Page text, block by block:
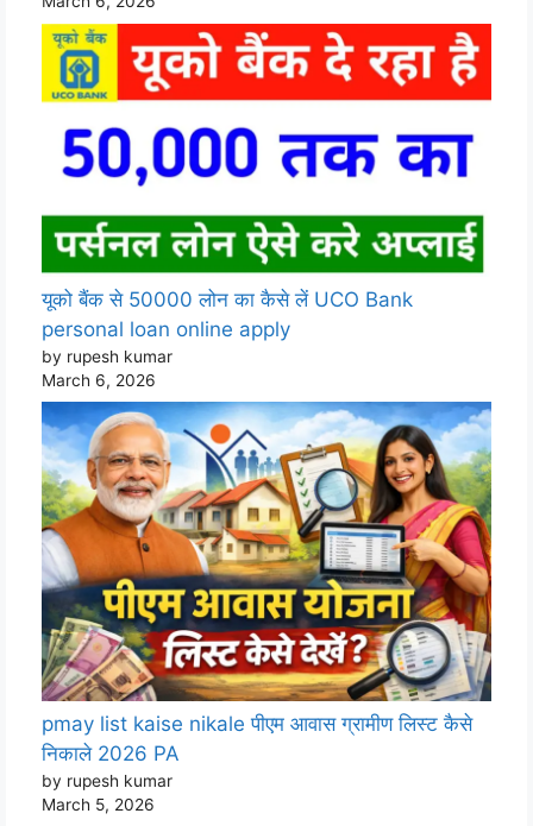
यूको बैंक से 50000 लोन का कैसे लें UCO Bank
personal loan online apply
by rupesh kumar
March 6, 2026
pmay list kaise nikale पीएम आवास ग्रामीण लिस्ट कैसे
निकाले 2026 PA
by rupesh kumar
March 5, 2026